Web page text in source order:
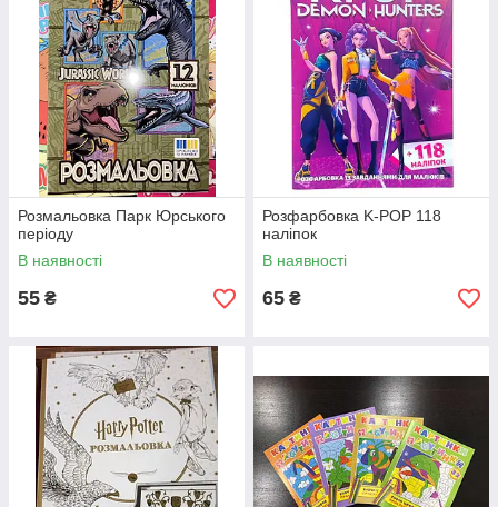
Розмальовка Парк Юрського
періоду
В наявності
55 ₴
Розфарбовка K-POP 118
наліпок
В наявності
65 ₴